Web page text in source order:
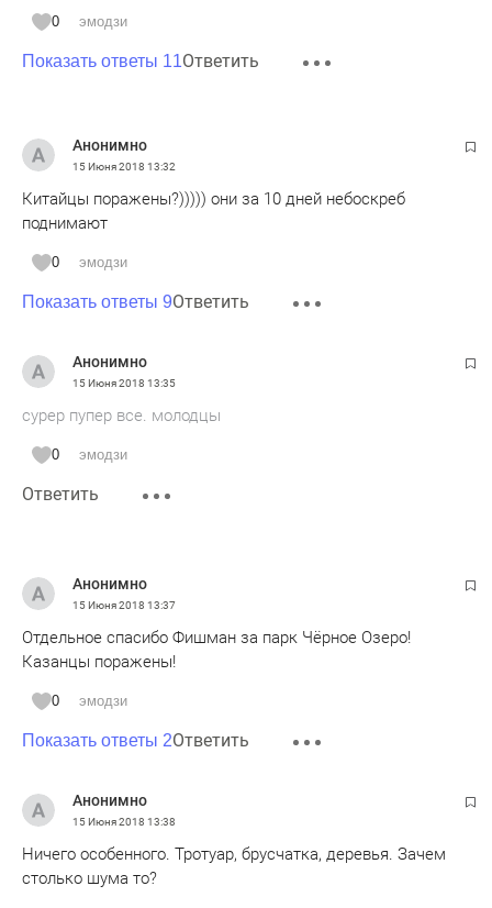
0 эмодзи
Показать ответы 11Ответить
Анонимно
15 Июня 2018 13:32
Китайцы поражены?))))) они за 10 дней небоскреб
поднимают
0 эмодзи
Показать ответы 9Ответить
Анонимно
15 Июня 2018 13:35
сурер пупер все. молодцы
0 эмодзи
Ответить
Анонимно
15 Июня 2018 13:37
Отдельное спасибо Фишман за парк Чёрное Озеро!
Казанцы поражены!
0 эмодзи
Показать ответы 2Ответить
Анонимно
15 Июня 2018 13:38
Ничего особенного. Тротуар, брусчатка, деревья. Зачем
столько шума то?